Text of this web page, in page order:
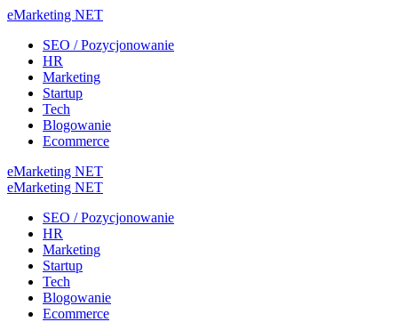
eMarketing NET
SEO / Pozycjonowanie
HR
Marketing
Startup
Tech
Blogowanie
Ecommerce
eMarketing NET
eMarketing NET
SEO / Pozycjonowanie
HR
Marketing
Startup
Tech
Blogowanie
Ecommerce